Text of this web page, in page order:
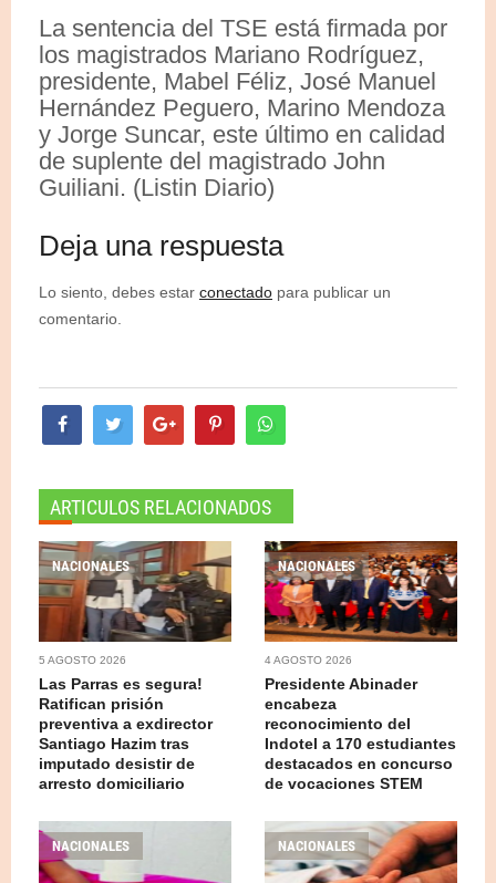
La sentencia del TSE está firmada por
los magistrados Mariano Rodríguez,
presidente, Mabel Féliz, José Manuel
Hernández Peguero, Marino Mendoza
y Jorge Suncar, este último en calidad
de suplente del magistrado John
Guiliani. (Listin Diario)
Deja una respuesta
Lo siento, debes estar conectado para publicar un
comentario.
ARTICULOS RELACIONADOS
NACIONALES
5 AGOSTO 2026
Las Parras es segura!
Ratifican prisión
preventiva a exdirector
Santiago Hazim tras
imputado desistir de
arresto domiciliario
NACIONALES
4 AGOSTO 2026
Presidente Abinader
encabeza
reconocimiento del
Indotel a 170 estudiantes
destacados en concurso
de vocaciones STEM
NACIONALES NACIONALES